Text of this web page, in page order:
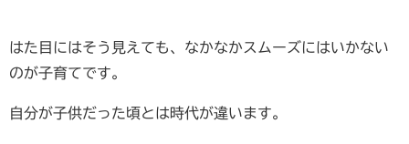
はた目にはそう見えても、なかなかスムーズにはいかない
のが子育てです。
自分が子供だった頃とは時代が違います。